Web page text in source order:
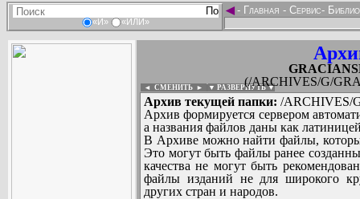
«И» «ИЛИ»
◄- Главная - Сервис-
(/ARCHIVES/G/
◄ СМЕНИТЬ ► ▼ РАЗВЕРНУТЬ ▼
Архив текущей папки: /ARCHIVES/
Архив формируется сервером
а названия файлов даны как
В Архиве можно найти файлы,
Это могут быть файлы ранее
качества не могут быть
файлы изданий не для широкого
других стран и народов.